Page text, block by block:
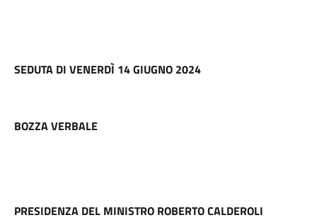
SEDUTA DI VENERDÌ 14 GIUGNO 2024
BOZZA VERBALE
PRESIDENZA DEL MINISTRO ROBERTO CALDEROLI